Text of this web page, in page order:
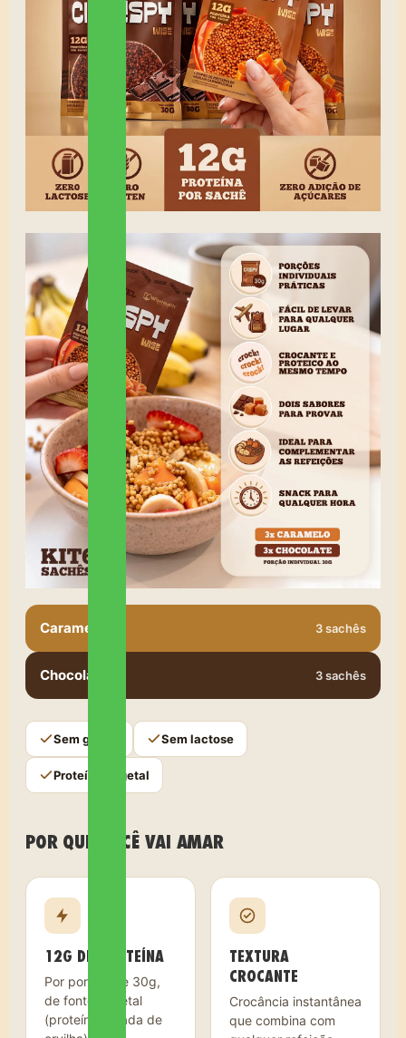
Caramelo 3 sachês
Chocolate 3 sachês
Sem glúten Sem lactose
Proteína vegetal
POR QUE VOCÊ VAI AMAR
12G DE PROTEÍNA
Por porção de 30g,
de fonte vegetal
(proteína isolada de
TEXTURA
CROCANTE
Crocância instantânea
que combina com